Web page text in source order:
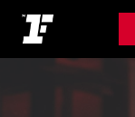
main
content